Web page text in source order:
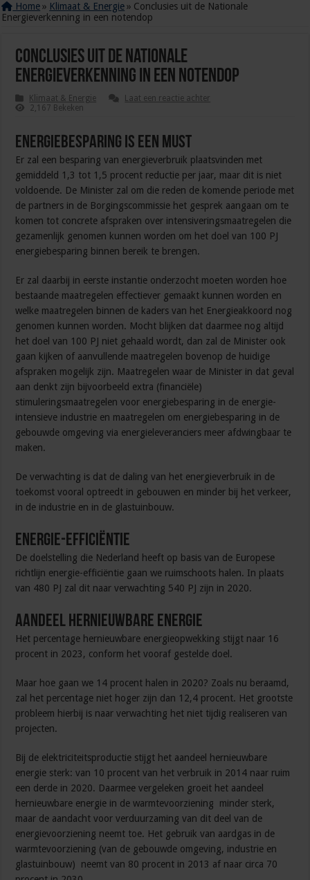
Home » Klimaat & Energie » Conclusies uit de Nationale
Energieverkenning in een notendop
Conclusies uit de Nationale
Energieverkenning in een notendop
Klimaat & Energie
Laat een reactie achter
2,167 Bekeken
Energiebesparing is een must
Er zal een besparing van energieverbruik plaatsvinden met
gemiddeld 1,3 tot 1,5 procent reductie per jaar, maar dit is niet
voldoende. De Minister zal om die reden de komende periode met
de partners in de Borgingscommissie het gesprek aangaan om te
komen tot concrete afspraken over intensiveringsmaatregelen die
gezamenlijk genomen kunnen worden om het doel van 100 PJ
energiebesparing binnen bereik te brengen.
Er zal daarbij in eerste instantie onderzocht moeten worden hoe
bestaande maatregelen effectiever gemaakt kunnen worden en
welke maatregelen binnen de kaders van het Energieakkoord nog
genomen kunnen worden. Mocht blijken dat daarmee nog altijd
het doel van 100 PJ niet gehaald wordt, dan zal de Minister ook
gaan kijken of aanvullende maatregelen bovenop de huidige
afspraken mogelijk zijn. Maatregelen waar de Minister in dat geval
aan denkt zijn bijvoorbeeld extra (financiële)
stimuleringsmaatregelen voor energiebesparing in de energie-
intensieve industrie en maatregelen om energiebesparing in de
gebouwde omgeving via energieleveranciers meer afdwingbaar te
maken.
De verwachting is dat de daling van het energieverbruik in de
toekomst vooral optreedt in gebouwen en minder bij het verkeer,
in de industrie en in de glastuinbouw.
Energie-efficiëntie
De doelstelling die Nederland heeft op basis van de Europese
richtlijn energie-efficiëntie gaan we ruimschoots halen. In plaats
van 480 PJ zal dit naar verwachting 540 PJ zijn in 2020.
Aandeel hernieuwbare energie
Het percentage hernieuwbare energieopwekking stijgt naar 16
procent in 2023, conform het vooraf gestelde doel.
Maar hoe gaan we 14 procent halen in 2020? Zoals nu beraamd,
zal het percentage niet hoger zijn dan 12,4 procent. Het grootste
probleem hierbij is naar verwachting het niet tijdig realiseren van
projecten.
Bij de elektriciteitsproductie stijgt het aandeel hernieuwbare
energie sterk: van 10 procent van het verbruik in 2014 naar ruim
een derde in 2020. Daarmee vergeleken groeit het aandeel
hernieuwbare energie in de warmtevoorziening minder sterk,
maar de aandacht voor verduurzaming van dit deel van de
energievoorziening neemt toe. Het gebruik van aardgas in de
warmtevoorziening (van de gebouwde omgeving, industrie en
glastuinbouw) neemt van 80 procent in 2013 af naar circa 70